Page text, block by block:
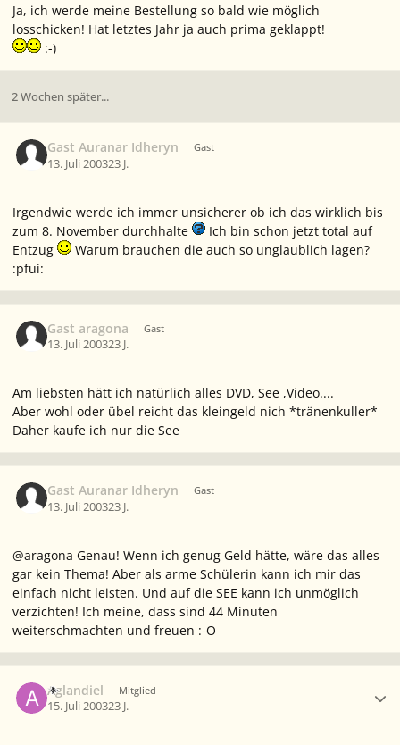
Ja, ich werde meine Bestellung so bald wie möglich
losschicken! Hat letztes Jahr ja auch prima geklappt!
:-)
2 Wochen später...
Gast Auranar Idheryn Gast
13. Juli 200323 J.
Irgendwie werde ich immer unsicherer ob ich das wirklich bis
zum 8. November durchhalte
Ich bin schon jetzt total auf
Entzug
Warum brauchen die auch so unglaublich lagen?
:pfui:
Gast aragona Gast
13. Juli 200323 J.
Am liebsten hätt ich natürlich alles DVD, See ,Video....
Aber wohl oder übel reicht das kleingeld nich *tränenkuller*
Daher kaufe ich nur die See
Gast Auranar Idheryn Gast
13. Juli 200323 J.
@aragona Genau! Wenn ich genug Geld hätte, wäre das alles
gar kein Thema! Aber als arme Schülerin kann ich mir das
einfach nicht leisten. Und auf die SEE kann ich unmöglich
verzichten! Ich meine, dass sind 44 Minuten
weiterschmachten und freuen :-O
Aglandiel Mitglied
15. Juli 200323 J.